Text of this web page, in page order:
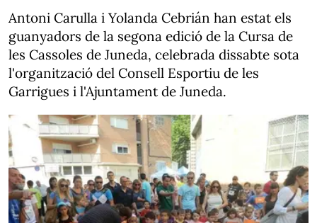
Antoni Carulla i Yolanda Cebrián han estat els
guanyadors de la segona edició de la Cursa de
les Cassoles de Juneda, celebrada dissabte sota
l'organització del Consell Esportiu de les
Garrigues i l'Ajuntament de Juneda.